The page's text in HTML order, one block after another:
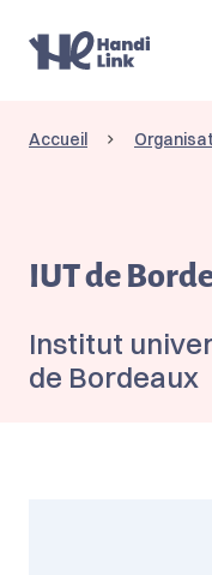
Accueil
IUT de
Institut
de Bordeaux